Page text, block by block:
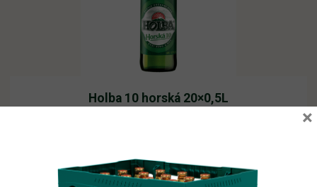
Holba 10 horská 20×0,5L
11,66Kčvč. DPH
×